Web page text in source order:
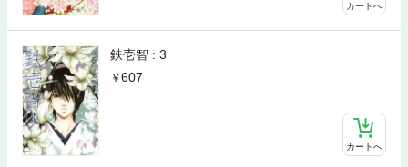
カートへ
鉄壱智 : 3
607
カートへ